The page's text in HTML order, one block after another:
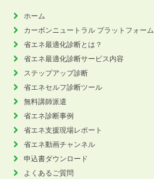
ホーム
カーボンニュートラル プラットフォーム
省エネ最適化診断とは？
省エネ最適化診断サービス内容
ステップアップ診断
省エネセルフ診断ツール
無料講師派遣
省エネ診断事例
省エネ支援現場レポート
省エネ動画チャンネル
申込書ダウンロード
よくあるご質問